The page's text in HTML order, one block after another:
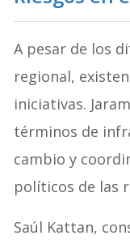
A pesar de los
regional,
iniciativas.
términos de
cambio y
políticos de las
Saúl Kattan,